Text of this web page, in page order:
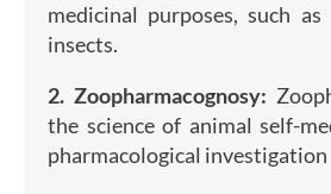
medicinal purposes, such
insects.
2. Zoopharmacognosy:
the science of animal self-
pharmacological